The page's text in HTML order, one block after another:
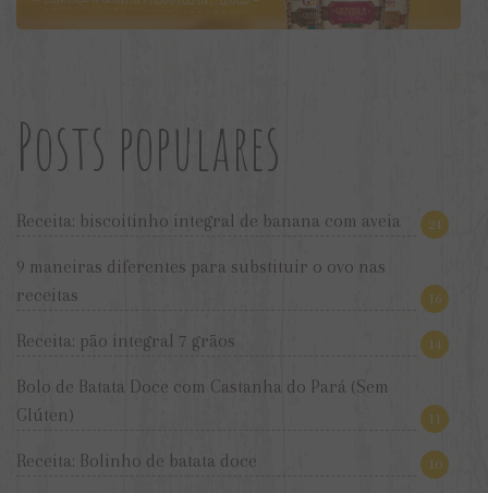
Posts populares
Receita: biscoitinho integral de banana com aveia 24
9 maneiras diferentes para substituir o ovo nas
receitas
16
Receita: pão integral 7 grãos 14
Bolo de Batata Doce com Castanha do Pará (Sem
Glúten)
11
Receita: Bolinho de batata doce 10